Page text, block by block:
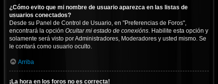
¿Cómo evito que mi nombre de usuario aparezca en las listas de
usuarios conectados?
Desde su Panel de Control de Usuario, en "Preferencias de Foros",
encontrará la opción Ocultar mi estado de conexións. Habilite esta opción y
solamente será visto por Administradores, Moderadores y usted mismo. Se
le contará como usuario oculto.
Arriba
¡La hora en los foros no es correcta!